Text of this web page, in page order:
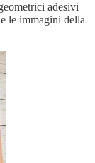
adesivi
le immagini della